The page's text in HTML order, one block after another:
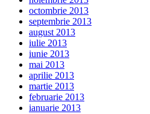
octombrie 2013
septembrie 2013
august 2013
iulie 2013
iunie 2013
mai 2013
aprilie 2013
martie 2013
februarie 2013
ianuarie 2013